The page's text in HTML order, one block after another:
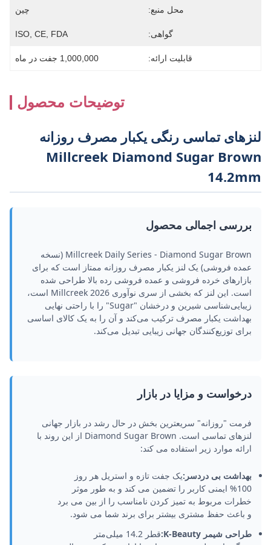
محل منبع: چین
گواهی: ISO, CE, FDA
قابلیت ارائه: 1,000,000 جفت در ماه
توضیحات محصول
لنزهای تماسی رنگی یکبار مصرف روزانه
Millcreek Diamond Sugar Brown
14.2mm
بررسی اجمالی محصول
Millcreek Daily Series - Diamond Sugar Brown (نسخه
عمده فروشی) یک لنز یکبار مصرف روزانه ممتاز است که برای
بازارهای خرده فروشی و عمده فروشی رده بالا طراحی شده
است. این لنز که بخشی از سری نوآوری 2026 Millcreek است،
زیبایی‌شناسی شیرین و درخشان "Sugar" را با راحتی نهایی
بهداشت یکبار مصرف ترکیب می‌کند و آن را به یک کالای اساسی
برای توزیع‌کنندگان جهانی زیبایی تبدیل می‌کند.
درخواست و مزایا در بازار
فرمت "روزانه" سریعترین بخش در حال رشد در بازار جهانی
لنزهای تماسی است. Diamond Sugar Brown از این روند با
ارائه موارد زیر استفاده می کند:
بهداشت بی دردسر:یک جفت تازه و استریل هر روز
100% ایمنی کاربر را تضمین می کند و به طور موثر
خطرات مربوط به تمیز کردن نامناسب را از بین می برد
و باعث حفظ مشتری بیشتر برای برند شما می شود.
طراحی شیمر K-Beauty:
قطر 14.2 میلی‌متر